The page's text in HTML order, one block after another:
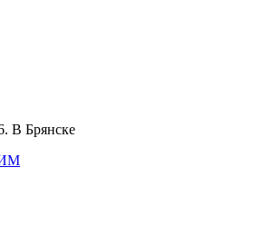
В Брянске